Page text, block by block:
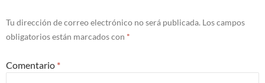
Tu dirección de correo electrónico no será publicada. Los campos
obligatorios están marcados con *
Comentario *